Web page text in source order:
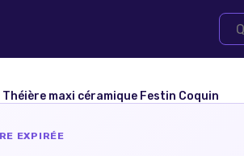
Théière maxi céramique Festin Coquin
EXPIRÉE